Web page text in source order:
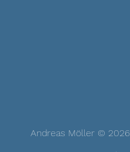
Andreas Möller © 2026